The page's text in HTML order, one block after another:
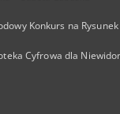
Konkurs na
Cyfrowa dla